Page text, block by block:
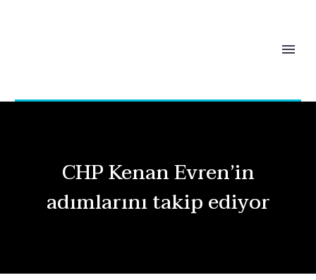
CHP Kenan Evren’in
adımlarını takip ediyor